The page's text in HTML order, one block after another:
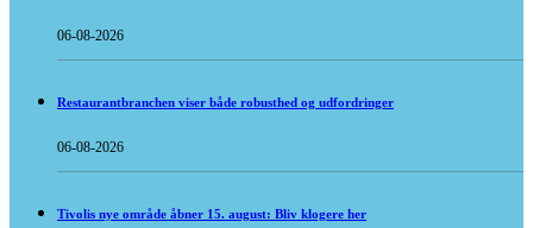
06-08-2026
Restaurantbranchen viser både robusthed og udfordringer
06-08-2026
Tivolis nye område åbner 15. august: Bliv klogere her